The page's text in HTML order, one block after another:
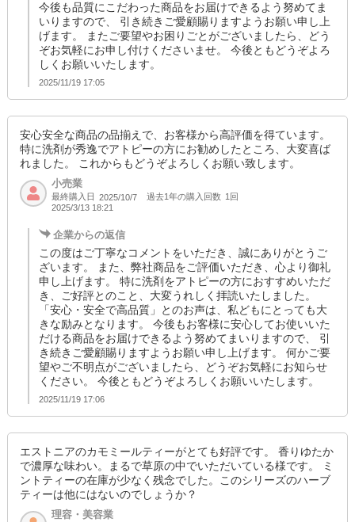
今後も品質にこだわった商品をお届けできるよう努めてま
いりますので、 引き続きご愛顧賜りますようお願い申し上
げます。 またご要望やお困りごとがございましたら、どう
ぞお気軽にお申し付けくださいませ。 今後ともどうぞよろ
しくお願いいたします。
2025/11/19 17:05
安心安全な商品の品揃えで、お客様から高評価を得ています。
特に洗剤が秀逸でアトピーの方にお勧めしたところ、大変喜ば
れました。 これからもどうぞよろしくお願い致します。
小売業
最終購入日 2025/10/7 過去1年の購入回数 1回
2025/3/13 18:21
企業からの返信
この度はご丁寧なコメントをいただき、誠にありがとうご
ざいます。 また、弊社商品をご評価いただき、心より御礼
申し上げます。 特に洗剤をアトピーの方におすすめいただ
き、ご好評とのこと、大変うれしく拝読いたしました。
「安心・安全で高品質」とのお声は、私どもにとっても大
きな励みとなります。 今後もお客様に安心してお使いいた
だける商品をお届けできるよう努めてまいりますので、 引
き続きご愛顧賜りますようお願い申し上げます。 何かご要
望やご不明点がございましたら、どうぞお気軽にお知らせ
ください。 今後ともどうぞよろしくお願いいたします。
2025/11/19 17:06
エストニアのカモミールティーがとても好評です。 香りゆたか
で濃厚な味わい。まるで草原の中でいただいている様です。 ミ
ントティーの在庫が少なく残念でした。このシリーズのハーブ
ティーは他にはないのでしょうか？
理容・美容業